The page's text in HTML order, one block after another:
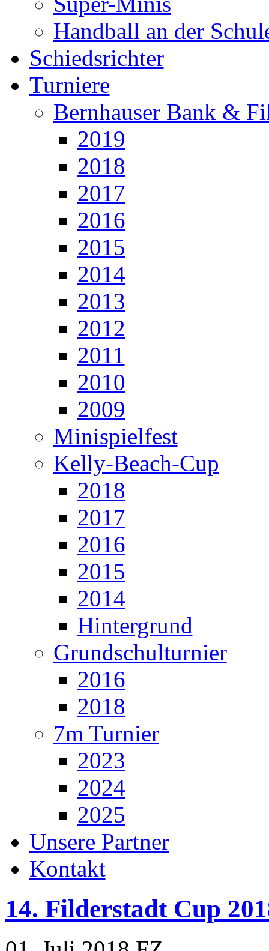
Handball an der
Schiedsrichter
Turniere
Bernhauser Bank &
2019
2018
2017
2016
2015
2014
2013
2012
2011
2010
2009
Minispielfest
Kelly-Beach-Cup
2018
2017
2016
2015
2014
Hintergrund
Grundschulturnier
2016
2018
7m Turnier
2023
2024
2025
Unsere Partner
Kontakt
14. Filderstadt Cup